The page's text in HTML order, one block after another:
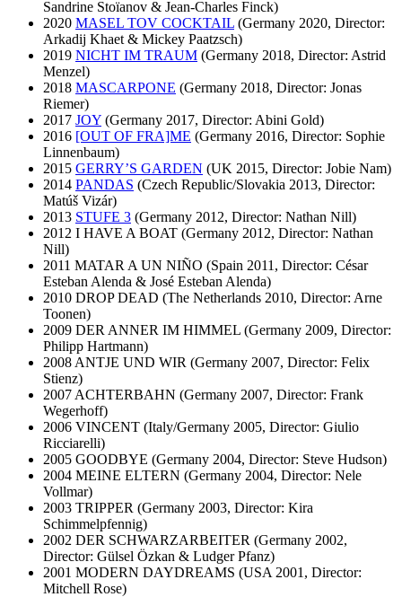
Sandrine Stoïanov & Jean-Charles Finck)
2020 MASEL TOV COCKTAIL (Germany 2020, Director:
Arkadij Khaet & Mickey Paatzsch)
2019 NICHT IM TRAUM (Germany 2018, Director: Astrid
Menzel)
2018 MASCARPONE (Germany 2018, Director: Jonas
Riemer)
2017 JOY (Germany 2017, Director: Abini Gold)
2016 [OUT OF FRA]ME (Germany 2016, Director: Sophie
Linnenbaum)
2015 GERRY’S GARDEN (UK 2015, Director: Jobie Nam)
2014 PANDAS (Czech Republic/Slovakia 2013, Director:
Matúš Vizár)
2013 STUFE 3 (Germany 2012, Director: Nathan Nill)
2012 I HAVE A BOAT (Germany 2012, Director: Nathan
Nill)
2011 MATAR A UN NIÑO (Spain 2011, Director: César
Esteban Alenda & José Esteban Alenda)
2010 DROP DEAD (The Netherlands 2010, Director: Arne
Toonen)
2009 DER ANNER IM HIMMEL (Germany 2009, Director:
Philipp Hartmann)
2008 ANTJE UND WIR (Germany 2007, Director: Felix
Stienz)
2007 ACHTERBAHN (Germany 2007, Director: Frank
Wegerhoff)
2006 VINCENT (Italy/Germany 2005, Director: Giulio
Ricciarelli)
2005 GOODBYE (Germany 2004, Director: Steve Hudson)
2004 MEINE ELTERN (Germany 2004, Director: Nele
Vollmar)
2003 TRIPPER (Germany 2003, Director: Kira
Schimmelpfennig)
2002 DER SCHWARZARBEITER (Germany 2002,
Director: Gülsel Özkan & Ludger Pfanz)
2001 MODERN DAYDREAMS (USA 2001, Director:
Mitchell Rose)